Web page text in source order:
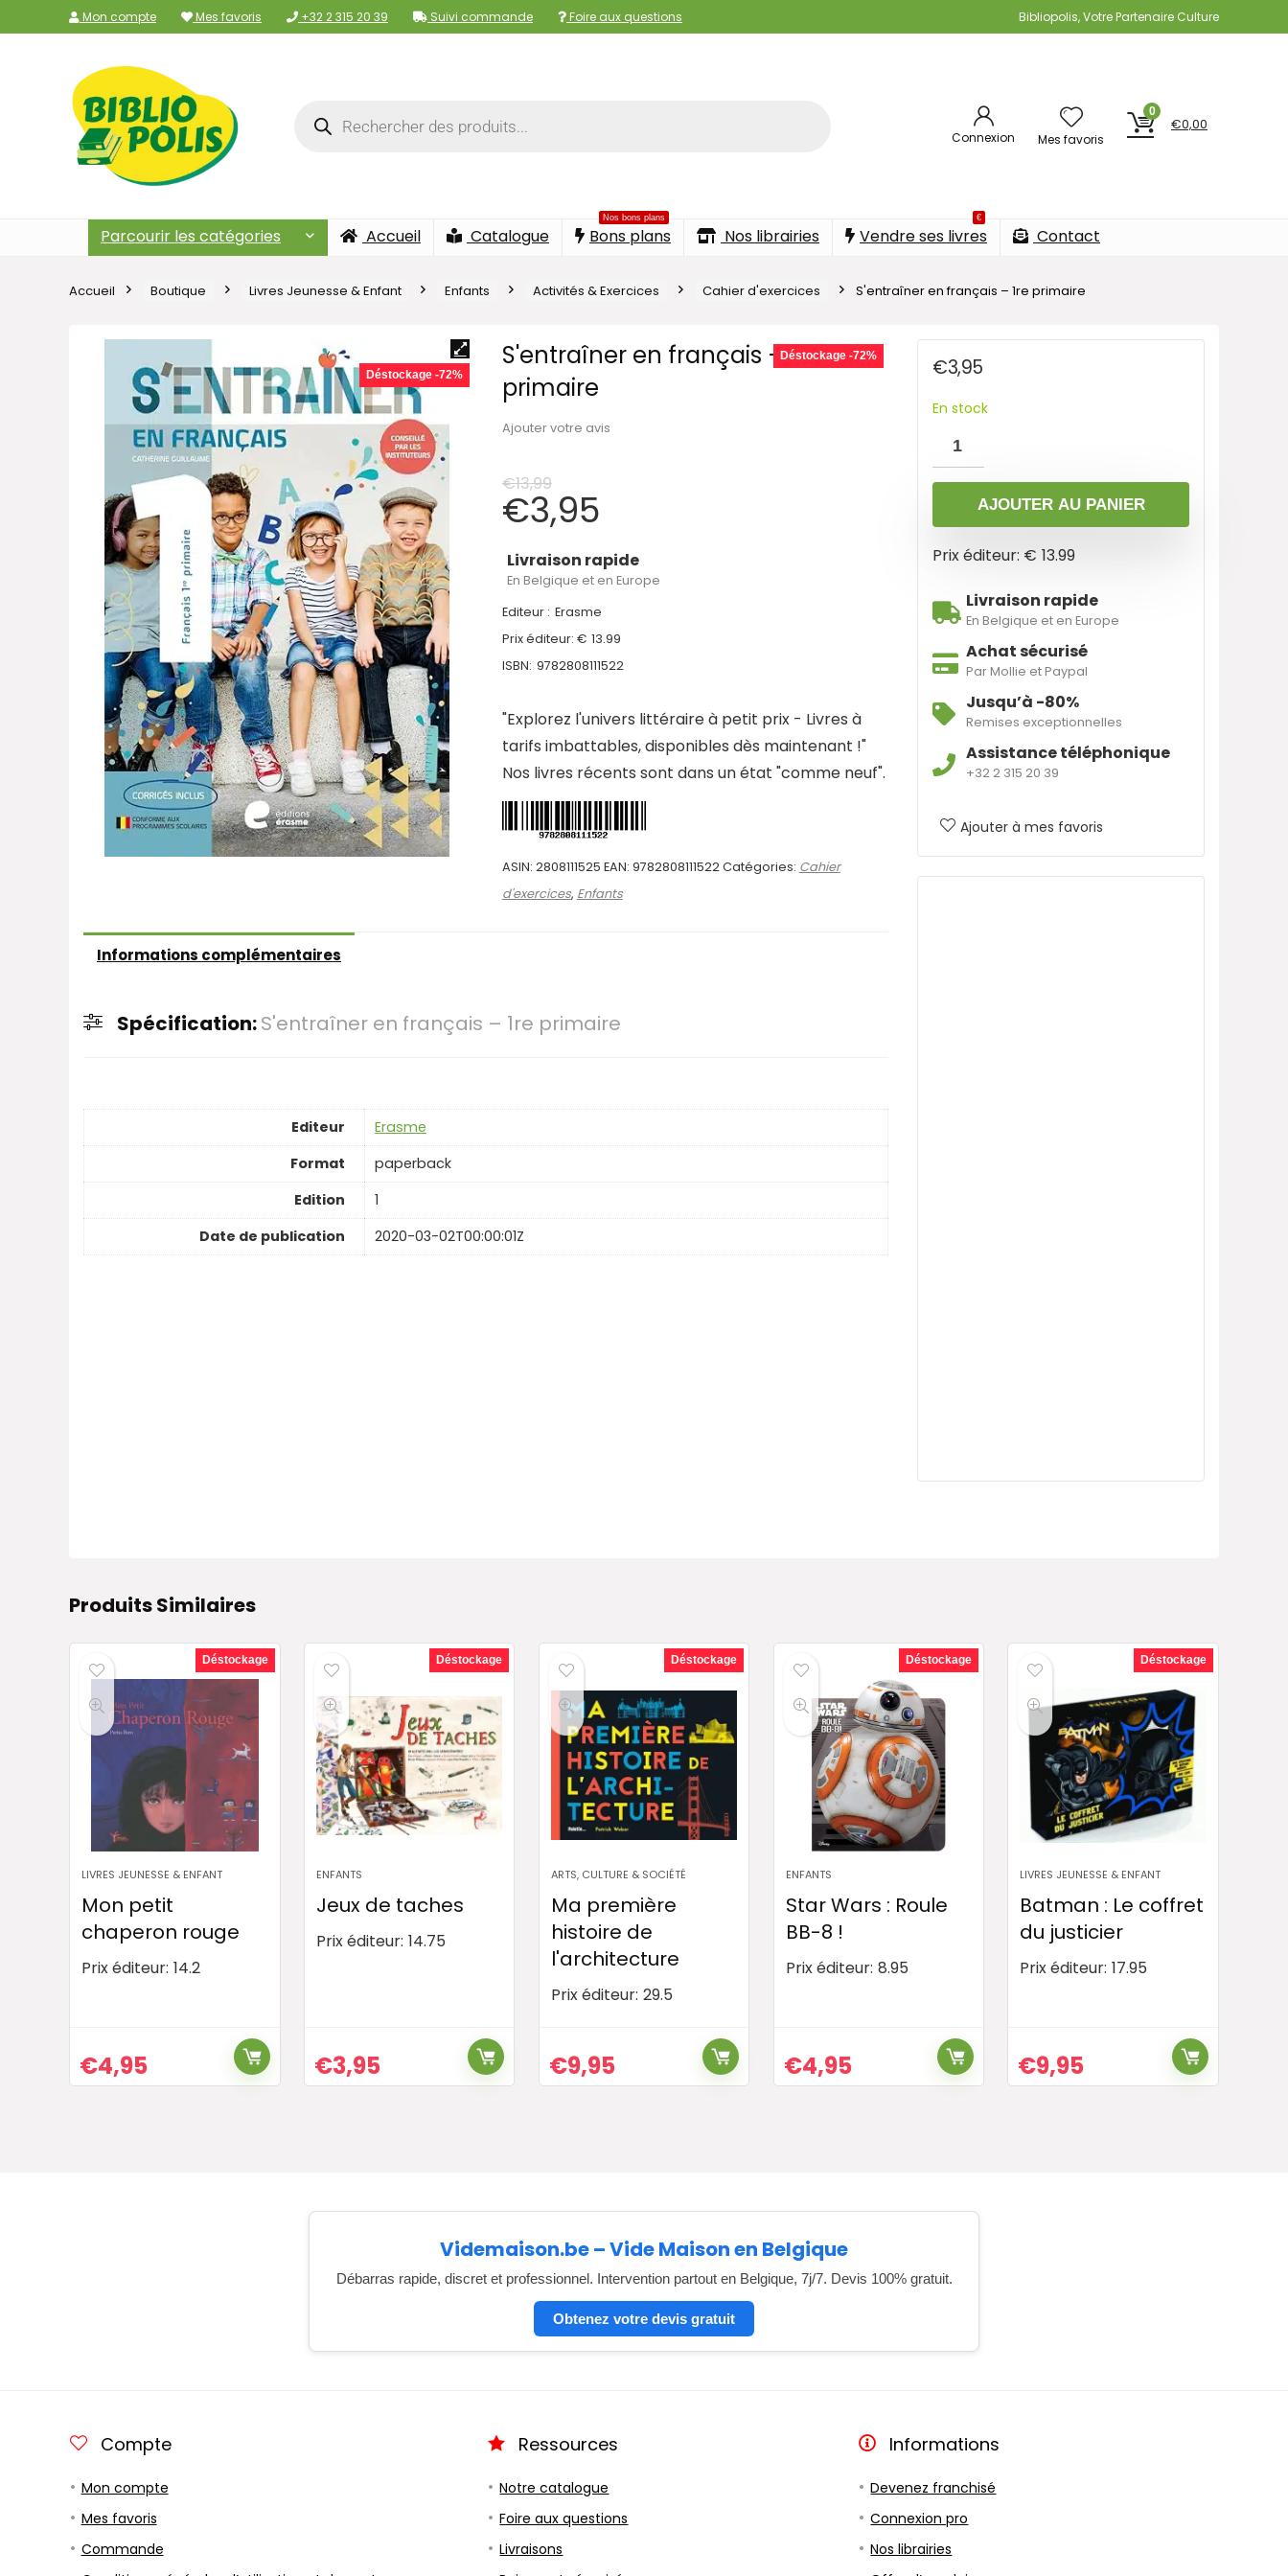
Mon compte Mes favoris +32 2 315 20 39 Suivi commande Foire aux questions Bibliopolis, Votre Partenaire Culture
Connexion Mes favoris
0
€0,00
Parcourir les catégories Accueil Catalogue
Nos bons plans
Bons plans Nos librairies
€
Vendre ses livres Contact
Accueil Boutique Livres Jeunesse & Enfant Enfants Activités & Exercices Cahier d'exercices S'entraîner en français – 1re primaire
Déstockage -72%
S'entraîner en français – 1re
primaire
Ajouter votre avis
€13,99
€3,95
Déstockage -72%
Livraison rapide
En Belgique et en Europe
Editeur : Erasme
Prix éditeur: € 13.99
ISBN: 9782808111522
"Explorez l'univers littéraire à petit prix - Livres à
tarifs imbattables, disponibles dès maintenant !"
Nos livres récents sont dans un état "comme neuf".
ASIN: 2808111525 EAN: 9782808111522Catégories: Cahier
d'exercices, Enfants
Informations complémentaires
Spécification:S'entraîner en français – 1re primaire
Editeur
Erasme
Format
paperback
Edition
1
Date de publication
2020-03-02T00:00:01Z
€3,95
En stock
AJOUTER AU PANIER
Prix éditeur: € 13.99
Livraison rapide
En Belgique et en Europe
Achat sécurisé
Par Mollie et Paypal
Jusqu’à -80%
Remises exceptionnelles
Assistance téléphonique
+32 2 315 20 39
Ajouter à mes favoris
Produits Similaires
Déstockage
LIVRES JEUNESSE & ENFANT
Mon petit
chaperon rouge
Prix éditeur: 14.2
€4,95
Déstockage
ENFANTS
Jeux de taches
Prix éditeur: 14.75
€3,95
Déstockage
ARTS, CULTURE & SOCIÉTÉ
Ma première
histoire de
l'architecture
Prix éditeur: 29.5
€9,95
Déstockage
ENFANTS
Star Wars : Roule
BB-8 !
Prix éditeur: 8.95
€4,95
Déstockage
LIVRES JEUNESSE & ENFANT
Batman : Le coffret
du justicier
Prix éditeur: 17.95
€9,95
Videmaison.be – Vide Maison en Belgique
Débarras rapide, discret et professionnel. Intervention partout en Belgique, 7j/7. Devis 100% gratuit.
Obtenez votre devis gratuit
Compte
Mon compte
Mes favoris
Commande
Ressources
Notre catalogue
Foire aux questions
Livraisons
Informations
Devenez franchisé
Connexion pro
Nos librairies